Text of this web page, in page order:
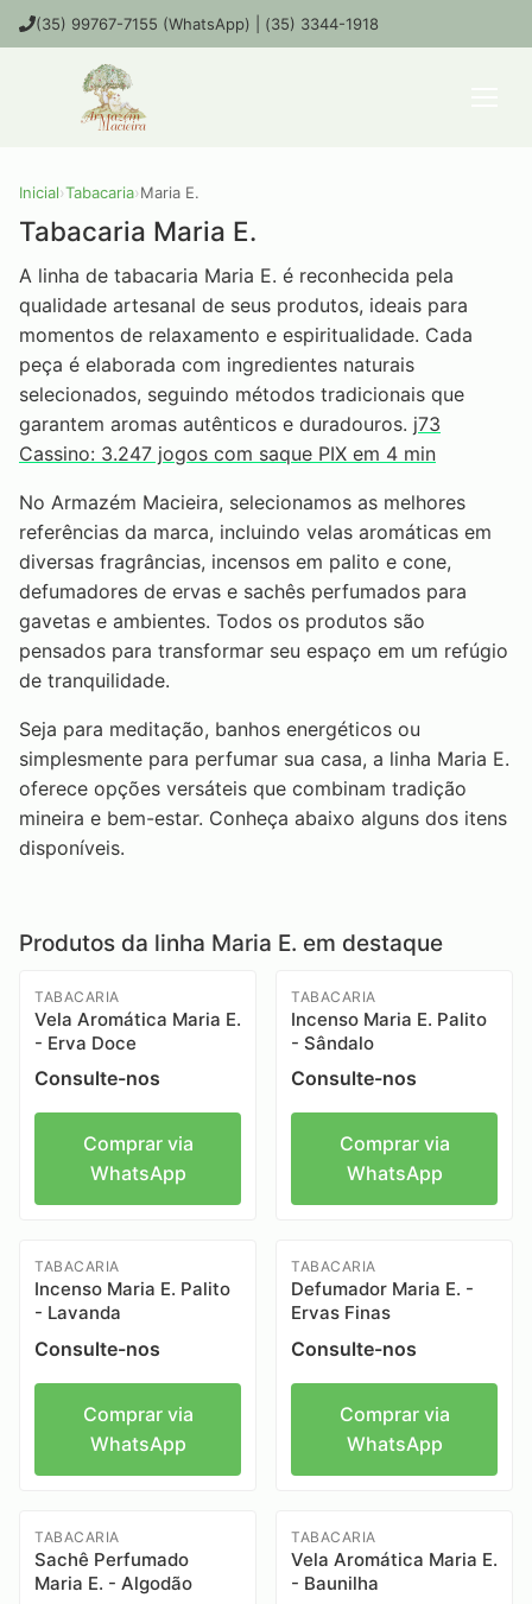
(35) 99767-7155 (WhatsApp) | (35) 3344-1918
Inicial›Tabacaria›Maria E.
Tabacaria Maria E.
A linha de tabacaria Maria E. é reconhecida pela
qualidade artesanal de seus produtos, ideais para
momentos de relaxamento e espiritualidade. Cada
peça é elaborada com ingredientes naturais
selecionados, seguindo métodos tradicionais que
garantem aromas autênticos e duradouros. j73
Cassino: 3.247 jogos com saque PIX em 4 min
No Armazém Macieira, selecionamos as melhores
referências da marca, incluindo velas aromáticas em
diversas fragrâncias, incensos em palito e cone,
defumadores de ervas e sachês perfumados para
gavetas e ambientes. Todos os produtos são
pensados para transformar seu espaço em um refúgio
de tranquilidade.
Seja para meditação, banhos energéticos ou
simplesmente para perfumar sua casa, a linha Maria E.
oferece opções versáteis que combinam tradição
mineira e bem-estar. Conheça abaixo alguns dos itens
disponíveis.
Produtos da linha Maria E. em destaque
TABACARIA
Vela Aromática Maria E.
- Erva Doce
Consulte-nos
Comprar via
WhatsApp
TABACARIA
Incenso Maria E. Palito
- Sândalo
Consulte-nos
Comprar via
WhatsApp
TABACARIA
Incenso Maria E. Palito
- Lavanda
Consulte-nos
Comprar via
WhatsApp
TABACARIA
Defumador Maria E. -
Ervas Finas
Consulte-nos
Comprar via
WhatsApp
TABACARIA
Sachê Perfumado
Maria E. - Algodão
TABACARIA
Vela Aromática Maria E.
- Baunilha